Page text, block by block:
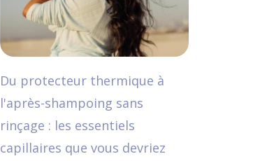
Du protecteur thermique à
l'après-shampoing sans
rinçage : les essentiels
capillaires que vous devriez